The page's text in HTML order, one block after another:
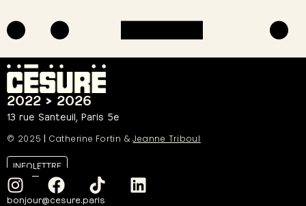
2022 > 2026
13 rue Santeuil, Paris 5e
© 2025 | Catherine Fortin &Jeanne Triboul
INFOLETTRE
bonjour@cesure.paris